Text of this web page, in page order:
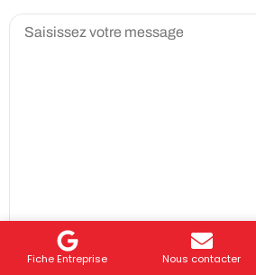
Fiche Entreprise Nous contacter